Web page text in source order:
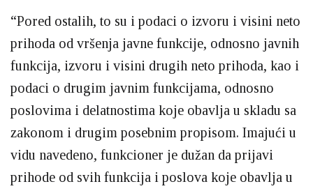
“Pored ostalih, to su i podaci o izvoru i visini neto
prihoda od vršenja javne funkcije, odnosno javnih
funkcija, izvoru i visini drugih neto prihoda, kao i
podaci o drugim javnim funkcijama, odnosno
poslovima i delatnostima koje obavlja u skladu sa
zakonom i drugim posebnim propisom. Imajući u
vidu navedeno, funkcioner je dužan da prijavi
prihode od svih funkcija i poslova koje obavlja u